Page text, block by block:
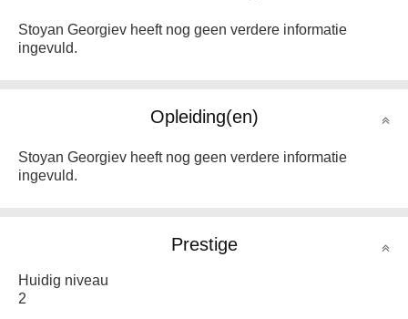
Stoyan Georgiev heeft nog geen verdere informatie
ingevuld.
Opleiding(en)
Stoyan Georgiev heeft nog geen verdere informatie
ingevuld.
Prestige
Huidig niveau
2